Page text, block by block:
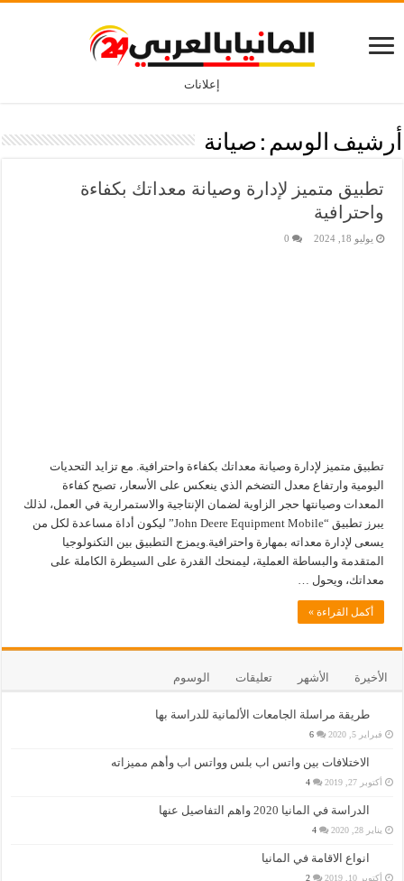
إعلانات
أرشيف الوسم : صيانة
تطبيق متميز لإدارة وصيانة معداتك بكفاءة
واحترافية
يوليو 18, 2024 0
تطبيق متميز لإدارة وصيانة معداتك بكفاءة واحترافية. مع تزايد التحديات
اليومية وارتفاع معدل التضخم الذي ينعكس على الأسعار، تصبح كفاءة
المعدات وصيانتها حجر الزاوية لضمان الإنتاجية والاستمرارية في العمل، لذلك
يبرز تطبيق “John Deere Equipment Mobile” ليكون أداة مساعدة لكل من
يسعى لإدارة معداته بمهارة واحترافية.ويمزج التطبيق بين التكنولوجيا
المتقدمة والبساطة العملية، ليمنحك القدرة على السيطرة الكاملة على
معداتك، ويحول …
أكمل القراءة »
الأخيرة الأشهر تعليقات الوسوم
طريقة مراسلة الجامعات الألمانية للدراسة بها
فبراير 5, 2020 6
الاختلافات بين واتس اب بلس وواتس اب وأهم مميزاته
أكتوبر 27, 2019 4
الدراسة في المانيا 2020 واهم التفاصيل عنها
يناير 28, 2020 4
انواع الاقامة في المانيا
أكتوبر 10, 2019 2